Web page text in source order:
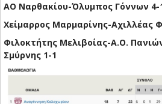
ΑΟ Ναρθακίου-Όλυμπος Γόννων 4-
Χείμαρρος Μαρμαρίνης-Αχιλλέας
Φιλοκτήτης Μελιβοίας-Α.Ο.
Σμύρνης 1-1